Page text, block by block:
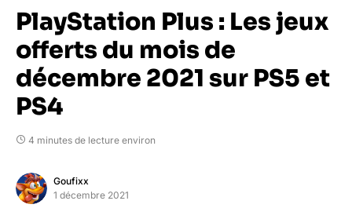
PlayStation Plus : Les jeux
offerts du mois de
décembre 2021 sur PS5 et
PS4
4 minutes de lecture environ
Goufixx
1 décembre 2021